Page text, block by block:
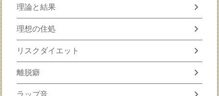
理論と結果 chevron_right
理想の住処 chevron_right
リスクダイエット chevron_right
離脱癖 chevron_right
ラップ音